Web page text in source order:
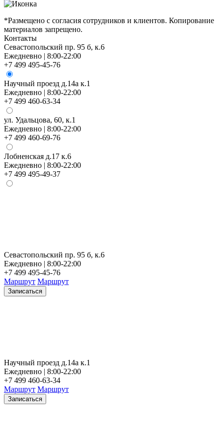
*Размещено с согласия сотрудников и клиентов. Копирование
материалов запрещено.
Контакты
Севастопольский пр. 95 б, к.6
Ежедневно | 8:00-22:00
+7 499 495-45-76
Научный проезд д.14а к.1
Ежедневно | 8:00-22:00
+7 499 460-63-34
ул. Удальцова, 60, к.1
Ежедневно | 8:00-22:00
+7 499 460-69-76
Лобненская д.17 к.6
Ежедневно | 8:00-22:00
+7 499 495-49-37
Севастопольский пр. 95 б, к.6
Ежедневно | 8:00-22:00
+7 499 495-45-76
Маршрут Маршрут
Записаться
Научный проезд д.14а к.1
Ежедневно | 8:00-22:00
+7 499 460-63-34
Маршрут Маршрут
Записаться